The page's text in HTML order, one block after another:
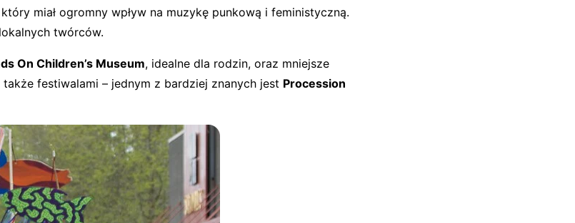
miał ogromny wpływ na muzykę punkową i feministyczną.
twórców.
On Children’s Museum, idealne dla rodzin, oraz mniejsze
festiwalami – jednym z bardziej znanych jest Procession